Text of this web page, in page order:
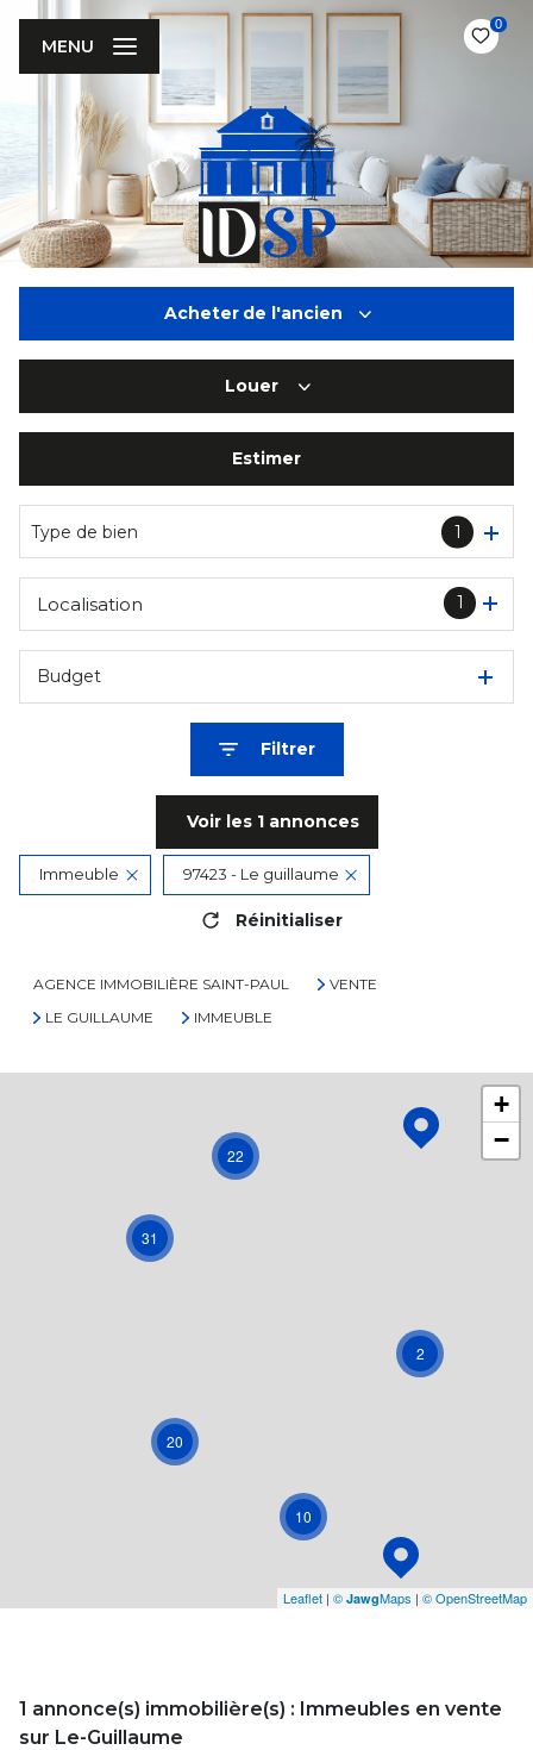
0
MENU
Acheter de l'ancien
De l'immo pro
Louer
De l'immo pro
Estimer
Type de bien 1
1
Localisation
Budget
Filtrer
Voir les 1annonces
Immeuble 97423 - Le guillaume
Réinitialiser
AGENCE IMMOBILIÈRE SAINT-PAUL
VENTE
LE GUILLAUME
IMMEUBLE
22
2
31
20
10
+
−
Leaflet | © JawgMaps | © OpenStreetMap
1 annonce(s) immobilière(s) : Immeubles en vente
sur Le-Guillaume